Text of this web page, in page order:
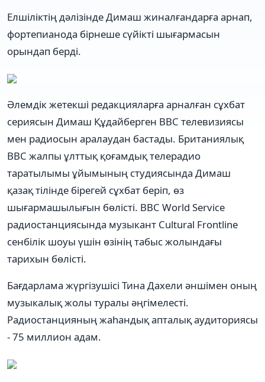
Елшіліктің дәлізінде Димаш жиналғандарға арнап,
фортепианода бірнеше сүйікті шығармасын
орындап берді.
Әлемдік жетекші редакцияларға арналған сұхбат
сериясын Димаш Құдайберген BBC телевизиясы
мен радиосын аралаудан бастады. Британиялық
ВВС жалпы ұлттық қоғамдық телерадио
таратылымы ұйымының студиясында Димаш
қазақ тілінде бірегей сұхбат беріп, өз
шығармашылығын бөлісті. BBC World Service
радиостанциясында музыкант Cultural Frontline
сенбілік шоуы үшін өзінің табыс жолындағы
тарихын бөлісті.
Бағдарлама жүргізушісі Тина Дахели әншімен оның
музыкалық жолы туралы әңгімелесті.
Радиостанцияның жаһандық апталық аудиториясы
- 75 миллион адам.